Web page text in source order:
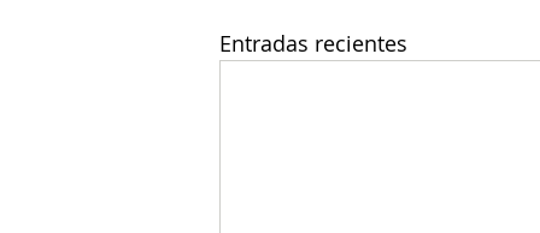
Entradas recientes